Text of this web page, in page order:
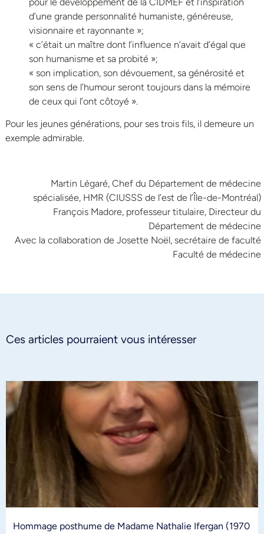
d’une grande personnalité humaniste, généreuse,
visionnaire et rayonnante »;
« c’était un maître dont l’influence n’avait d’égal que
son humanisme et sa probité »;
« son implication, son dévouement, sa générosité et
son sens de l’humour seront toujours dans la mémoire
de ceux qui l’ont côtoyé ».
Pour les jeunes générations, pour ses trois fils, il demeure un
exemple admirable.
Martin Légaré, Chef du Département de médecine
spécialisée, HMR (CIUSSS de l’est de l’Île-de-Montréal)
François Madore, professeur titulaire, Directeur du
Département de médecine
Avec la collaboration de Josette Noël, secrétaire de faculté
Faculté de médecine
Ces articles pourraient vous intéresser
Hommage posthume de Madame Nathalie Ifergan (1970